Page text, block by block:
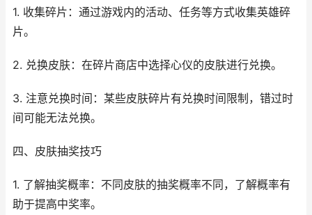
1. 收集碎片：通过游戏内的活动、任务等方式收集英雄碎
片。
2. 兑换皮肤：在碎片商店中选择心仪的皮肤进行兑换。
3. 注意兑换时间：某些皮肤碎片有兑换时间限制，错过时
间可能无法兑换。
四、皮肤抽奖技巧
1. 了解抽奖概率：不同皮肤的抽奖概率不同，了解概率有
助于提高中奖率。